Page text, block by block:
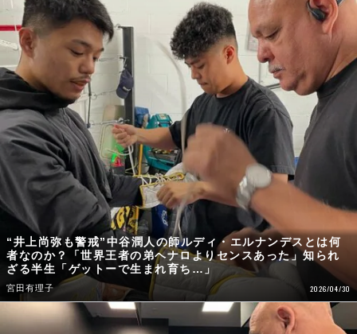
“井上尚弥も警戒”中谷潤人の師ルディ・エルナンデスとは何
者なのか？「世界王者の弟ヘナロよりセンスあった」知られ
ざる半生「ゲットーで生まれ育ち…」
宮田有理子 2026/04/30